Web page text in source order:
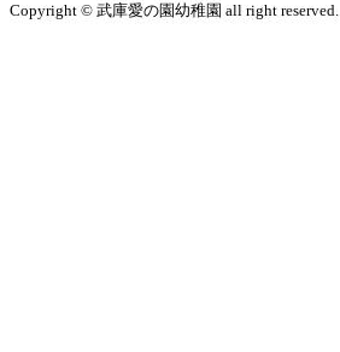
Copyright © 武庫愛の園幼稚園 all right reserved.